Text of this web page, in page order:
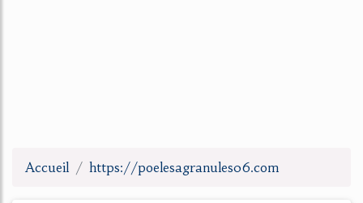
Accueil https://poelesagranules06.com